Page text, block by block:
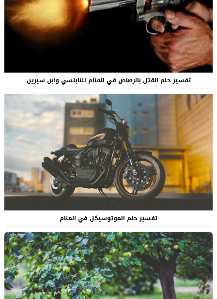
تفسير حلم القتل بالرصاص في المنام للنابلسي وابن سيرين
تفسير حلم الموتوسيكل في المنام